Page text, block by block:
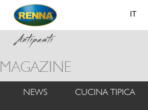
IT
MAGAZINE
NEWS CUCINA TIPICA